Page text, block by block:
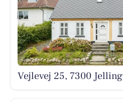
Vejlevej 25, 7300 Jelling